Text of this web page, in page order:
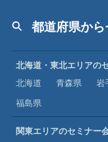
都道府県か
北海道・東北エリアの
北海道
青森県 岩
福島県
関東エリアのセミナー